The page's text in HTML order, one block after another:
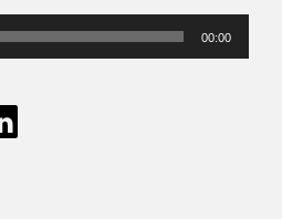
00:00